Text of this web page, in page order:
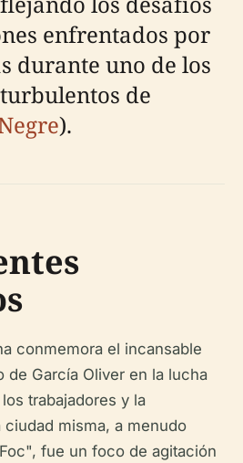
enfrentados por
durante uno de los
de
).
conmemora el incansable
de García Oliver en la lucha
trabajadores y la
misma, a menudo
fue un foco de agitación